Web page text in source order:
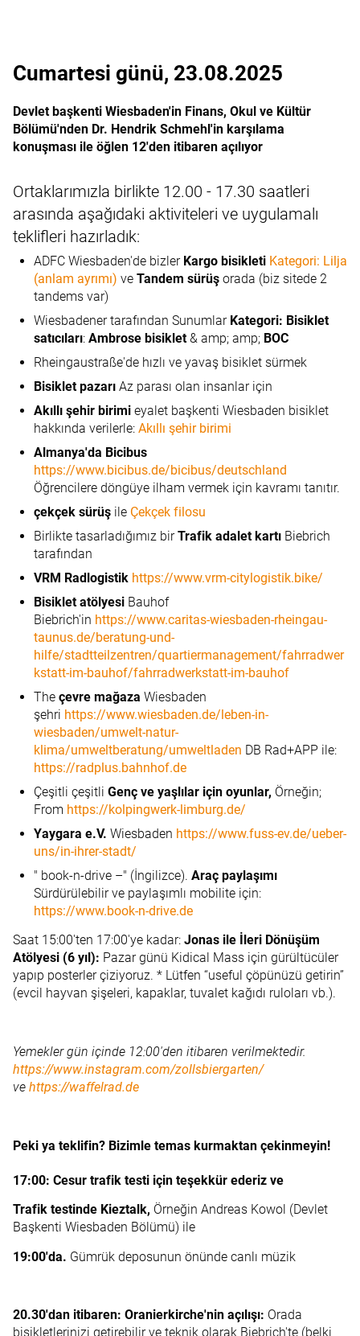
Cumartesi günü, 23.08.2025
Devlet başkenti Wiesbaden'in Finans, Okul ve Kültür
Bölümü'nden Dr. Hendrik Schmehl'in karşılama
konuşması ile öğlen 12'den itibaren açılıyor
Ortaklarımızla birlikte 12.00 - 17.30 saatleri
arasında aşağıdaki aktiviteleri ve uygulamalı
teklifleri hazırladık:
ADFC Wiesbaden'de bizler Kargo bisikleti Kategori: Lilja
(anlam ayrımı) veTandem sürüşorada (biz sitede 2
tandems var)
Wiesbadener tarafından Sunumlar Kategori: Bisiklet
satıcıları: Ambrose bisiklet& amp; amp; BOC
Rheingaustraße'de hızlı ve yavaş bisiklet sürmek
Bisiklet pazarıAz parası olan insanlar için
Akıllı şehir birimieyalet başkenti Wiesbaden bisiklet
hakkında verilerle: Akıllı şehir birimi
Almanya'da Bicibus
https://www.bicibus.de/bicibus/deutschland
Öğrencilere döngüye ilham vermek için kavramı tanıtır.
çekçek sürüşile Çekçek filosu
Birlikte tasarladığımız birTrafik adalet kartıBiebrich
tarafından
VRM Radlogistik https://www.vrm-citylogistik.bike/
Bisiklet atölyesiBauhof
Biebrich'in https://www.caritas-wiesbaden-rheingau-
taunus.de/beratung-und-
hilfe/stadtteilzentren/quartiermanagement/fahrradwer
kstatt-im-bauhof/fahrradwerkstatt-im-bauhof
The çevre mağaza Wiesbaden
şehri https://www.wiesbaden.de/leben-in-
wiesbaden/umwelt-natur-
klima/umweltberatung/umweltladen DB Rad+APP ile:
https://radplus.bahnhof.de
Çeşitli çeşitli Genç ve yaşlılar için oyunlar, Örneğin;
From https://kolpingwerk-limburg.de/
Yaygara e.V. Wiesbaden https://www.fuss-ev.de/ueber-
uns/in-ihrer-stadt/
" book-n-drive –" (İngilizce). Araç paylaşımı
Sürdürülebilir ve paylaşımlı mobilite için:
https://www.book-n-drive.de
Saat 15:00'ten 17:00'ye kadar: Jonas ile İleri Dönüşüm
Atölyesi (6 yıl): Pazar günü Kidical Mass için gürültücüler
yapıp posterler çiziyoruz. * Lütfen “useful çöpünüzü getirin”
(evcil hayvan şişeleri, kapaklar, tuvalet kağıdı ruloları vb.).
Yemekler gün içinde 12:00'den itibaren verilmektedir.
https://www.instagram.com/zollsbiergarten/
ve https://waffelrad.de
Peki ya teklifin? Bizimle temas kurmaktan çekinmeyin!
17:00: Cesur trafik testi için teşekkür ederiz ve
Trafik testinde Kieztalk, Örneğin Andreas Kowol (Devlet
Başkenti Wiesbaden Bölümü) ile
19:00'da. Gümrük deposunun önünde canlı müzik
20.30'dan itibaren: Oranierkirche'nin açılışı: Orada
bisikletlerinizi getirebilir ve teknik olarak Biebrich'te (belki